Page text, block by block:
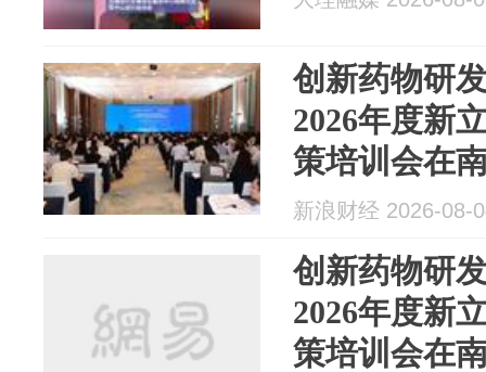
创新药物研
2026年度新
策培训会在
新浪财经 2026-08-
创新药物研
2026年度新
策培训会在